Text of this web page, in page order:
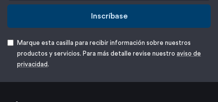
Inscríbase
Marque esta casilla para recibir información sobre nuestros
productos y servicios. Para más detalle revise nuestro aviso de
privacidad .